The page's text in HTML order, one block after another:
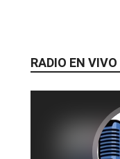
RADIO EN VIVO